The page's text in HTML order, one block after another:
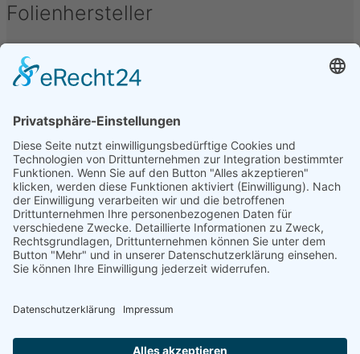
Folienhersteller
Unter folgenden Namen werden Kfz-Tönungsfolien
vertrieben oder hergestellt: Armolan, Aquasun,
Film, Madico, SunGuard, Johnson, Oracal, Orpro,
3M, Hexis, SL, Avery, Bruxafol um nur einige zu
nennen.
Folienbezeichnungen
Folien werden unter verschiedenen Bezeichnungen
vertrieben, diese sind u.a.: Alu Dark, Pinnacle,
Blacknight, Supreme, Black Mirror, Basic Grey, Secur
Clear, Omega, Real Carbon, uvm.